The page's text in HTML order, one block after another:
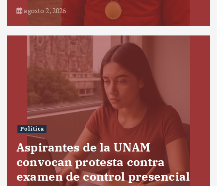
agosto 2, 2026
Política
Aspirantes de la UNAM
convocan protesta contra
examen de control presencial